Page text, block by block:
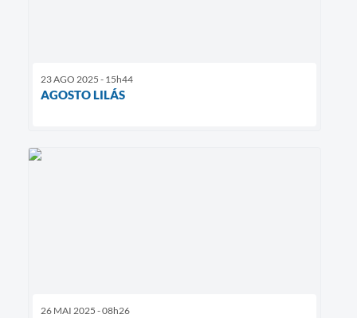
23 AGO 2025 - 15h44
AGOSTO LILÁS
26 MAI 2025 - 08h26